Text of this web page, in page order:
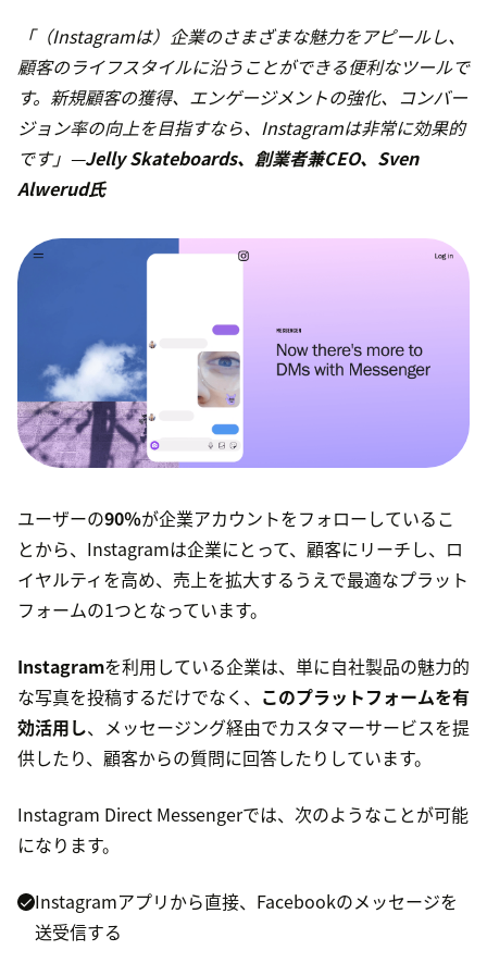
「（Instagramは）企業のさまざまな魅力をアピールし、
顧客のライフスタイルに沿うことができる便利なツールで
す。新規顧客の獲得、エンゲージメントの強化、コンバー
ジョン率の向上を目指すなら、Instagramは非常に効果的
です」—Jelly Skateboards、創業者兼CEO、Sven
Alwerud氏
ユーザーの90％が企業アカウントをフォローしているこ
とから、Instagramは企業にとって、顧客にリーチし、ロ
イヤルティを高め、売上を拡大するうえで最適なプラット
フォームの1つとなっています。
Instagramを利用している企業は、単に自社製品の魅力的
な写真を投稿するだけでなく、 このプラットフォームを有
効活用し、メッセージング経由でカスタマーサービスを提
供したり、顧客からの質問に回答したりしています。
Instagram Direct Messengerでは、次のようなことが可能
になります。
Instagramアプリから直接、Facebookのメッセージを
送受信する